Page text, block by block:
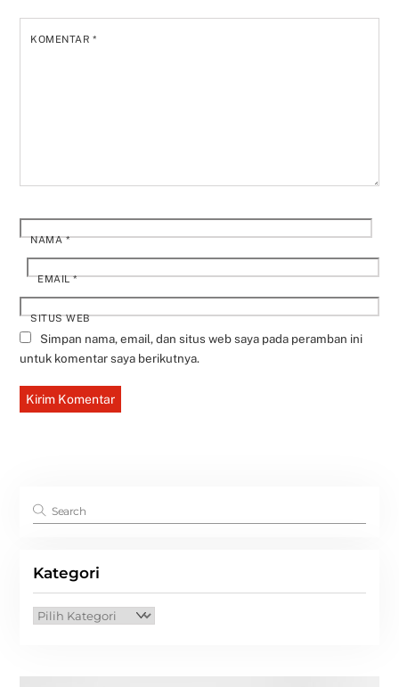
KOMENTAR*
NAMA*
EMAIL*
SITUS WEB
Simpan nama, email, dan situs web saya pada peramban ini
untuk komentar saya berikutnya.
Kategori
Kategori